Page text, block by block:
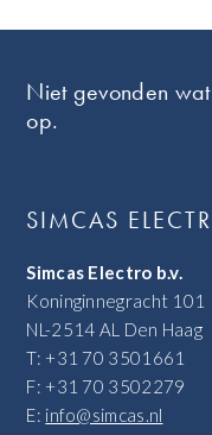
Niet gevonden
op.
SIMCAS
Simcas Electro b.v.
Koninginnegracht 101
NL-2514 AL Den Haag
T: +31 70 3501661
F: +31 70 3502279
E: info@simcas.nl